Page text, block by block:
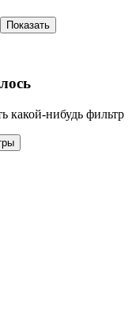
Показать
какой-нибудь фильтр